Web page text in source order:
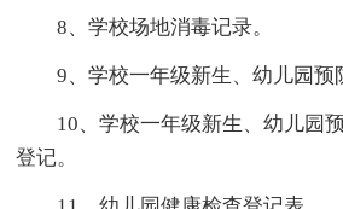
8、学校场地消毒记录。
9、学校一年级新生、幼儿园预
10、学校一年级新生、幼儿园预
登记。